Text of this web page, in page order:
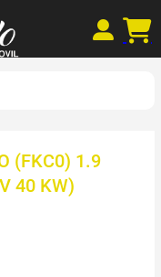
(FKC0) 1.9
40 KW)